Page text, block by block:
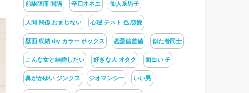
前駆陣痛 間隔 辛口オネエ 仙人系男子
人間 関係 おまじない 心理 テスト 色 恋愛
壁面 収納 diy カラー ボックス 恋愛偏差値 似た者同士
こんな女と結婚したい 好きな人 オタク 面白い 子
鼻がかゆい ジンクス ジオマンシー いい男